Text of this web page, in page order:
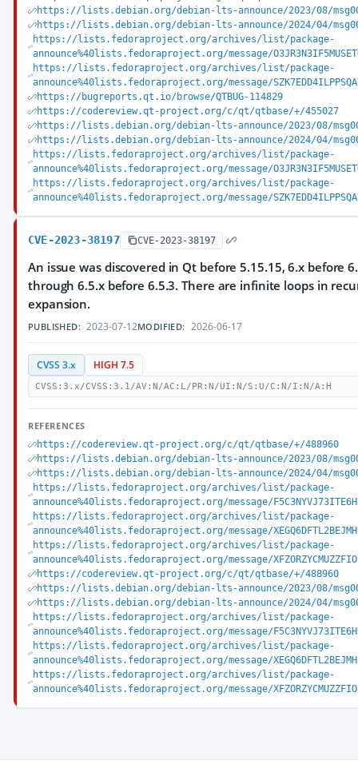
https://lists.debian.org/debian-lts-announce/2023/08/
https://lists.debian.org/debian-lts-announce/2024/04/
https://lists.fedoraproject.org/archives/list/package-
announce%40lists.fedoraproject.org/message/
https://lists.fedoraproject.org/archives/list/package-
announce%40lists.fedoraproject.org/message/
https://bugreports.qt.io/browse/QTBUG-114829
https://codereview.qt-project.org/c/qt/qtbase/+/455027
https://lists.debian.org/debian-lts-announce/2023/08/
https://lists.debian.org/debian-lts-announce/2024/04/
https://lists.fedoraproject.org/archives/list/package-
announce%40lists.fedoraproject.org/message/
https://lists.fedoraproject.org/archives/list/package-
announce%40lists.fedoraproject.org/message/
CVE-2023-38197 CVE-2023-38197
An issue was discovered in Qt before 5.15.15, 6.x before
through 6.5.x before 6.5.3. There are infinite loops in
expansion.
PUBLISHED: 2023-07-12MODIFIED: 2026-06-17
CVSS 3.x HIGH 7.5
CVSS:3.x/CVSS:3.1/AV:N/AC:L/PR:N/UI:N/S:U/C:N/I:N/A:H
REFERENCES
https://codereview.qt-project.org/c/qt/qtbase/+/488960
https://lists.debian.org/debian-lts-announce/2023/08/
https://lists.debian.org/debian-lts-announce/2024/04/
https://lists.fedoraproject.org/archives/list/package-
announce%40lists.fedoraproject.org/message/
https://lists.fedoraproject.org/archives/list/package-
announce%40lists.fedoraproject.org/message/
https://lists.fedoraproject.org/archives/list/package-
announce%40lists.fedoraproject.org/message/
https://codereview.qt-project.org/c/qt/qtbase/+/488960
https://lists.debian.org/debian-lts-announce/2023/08/
https://lists.debian.org/debian-lts-announce/2024/04/
https://lists.fedoraproject.org/archives/list/package-
announce%40lists.fedoraproject.org/message/
https://lists.fedoraproject.org/archives/list/package-
announce%40lists.fedoraproject.org/message/
https://lists.fedoraproject.org/archives/list/package-
announce%40lists.fedoraproject.org/message/